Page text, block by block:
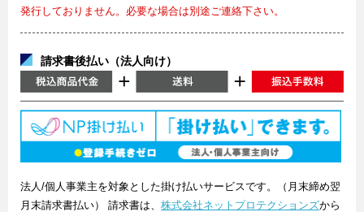
発行しておりません。必要な場合は別途ご連絡下さい。
請求書後払い（法人向け）
法人/個人事業主を対象とした掛け払いサービスです。（月末締め翌
月末請求書払い） 請求書は、 株式会社ネットプロテクションズから